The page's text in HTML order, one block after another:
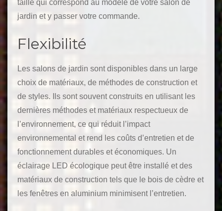
taille qui correspond au modèle de votre salon de
jardin et y passer votre commande.
Flexibilité
Les salons de jardin sont disponibles dans un large
choix de matériaux, de méthodes de construction et
de styles. Ils sont souvent construits en utilisant les
dernières méthodes et matériaux respectueux de
l’environnement, ce qui réduit l’impact
environnemental et rend les coûts d’entretien et de
fonctionnement durables et économiques. Un
éclairage LED écologique peut être installé et des
matériaux de construction tels que le bois de cèdre et
les fenêtres en aluminium minimisent l’entretien.